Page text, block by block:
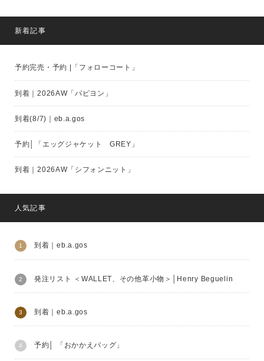
新着記事
予約完売・予約 |「フォローコート」
到着｜2026AW「パピヨン」
到着(8/7)｜eb.a.gos
予約│「エッグジャケット GREY」
到着｜2026AW「シフォンニット」
人気記事
到着｜eb.a.gos
発注リスト ＜WALLET、その他革小物＞│Henry Beguelin
到着｜eb.a.gos
予約│ 「おかかえバッグ」